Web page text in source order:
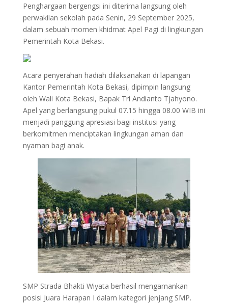
Penghargaan bergengsi ini diterima langsung oleh
perwakilan sekolah pada Senin, 29 September 2025,
dalam sebuah momen khidmat Apel Pagi di lingkungan
Pemerintah Kota Bekasi.
Acara penyerahan hadiah dilaksanakan di lapangan
Kantor Pemerintah Kota Bekasi, dipimpin langsung
oleh Wali Kota Bekasi, Bapak Tri Andianto Tjahyono.
Apel yang berlangsung pukul 07.15 hingga 08.00 WIB ini
menjadi panggung apresiasi bagi institusi yang
berkomitmen menciptakan lingkungan aman dan
nyaman bagi anak.
SMP Strada Bhakti Wiyata berhasil mengamankan
posisi Juara Harapan I dalam kategori jenjang SMP.